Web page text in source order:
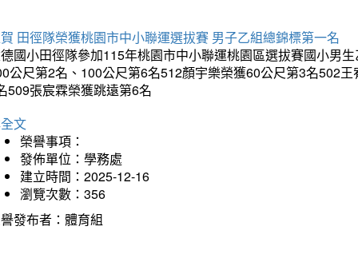
田徑隊榮獲桃園市中小聯運選拔賽 男子乙組總錦標第一名
國小田徑隊參加115年桃園市中小聯運桃園區選拔賽國小男
公尺第2名、100公尺第6名512顏宇樂榮獲60公尺第3名502
509張宸霖榮獲跳遠第6名
文
榮譽事項：
發佈單位：學務處
建立時間：2025-12-16
瀏覽次數：356
發布者：體育組